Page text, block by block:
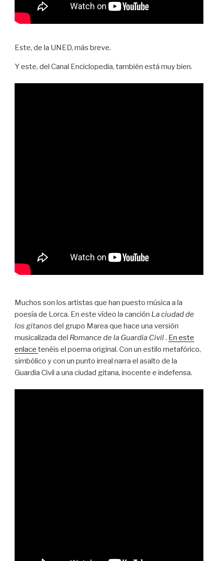
Este, de la UNED, más breve.
Y este, del Canal Enciclopedia, también está muy bien.
Muchos son los artistas que han puesto música a la
poesía de Lorca. En este vídeo la canción La ciudad de
los gitanos del grupo Marea que hace una versión
musicalizada del Romance de la Guardia Civil. En este
enlace tenéis el poema original. Con un estilo metafórico,
simbólico y con un punto irreal narra el asalto de la
Guardia Civil a una ciudad gitana, inocente e indefensa.